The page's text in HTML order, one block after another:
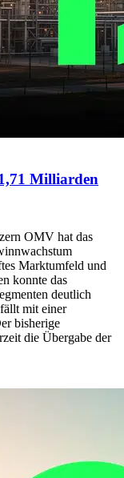
Milliarden
OMV hat das
Marktumfeld und
konnte das
deutlich
mit einer
bisherige
die Übergabe der